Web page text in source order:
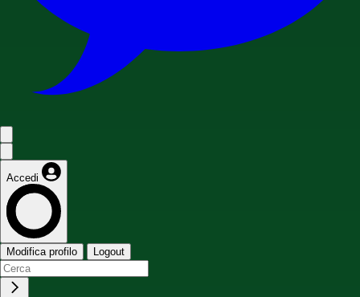
Accedi
Modifica profilo Logout